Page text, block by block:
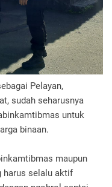
Pelayan,
sudah seharusnya
untuk
binaan.
maupun
harus selalu aktif